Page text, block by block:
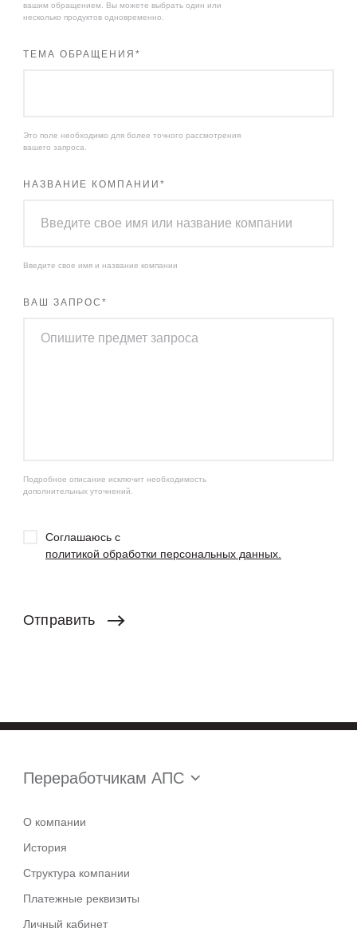
вашим обращением. Вы можете выбрать один или
несколько продуктов одновременно.
ТЕМА ОБРАЩЕНИЯ *
Это поле необходимо для более точного рассмотрения
вашего запроса.
НАЗВАНИЕ КОМПАНИИ *
Введите свое имя и название компании
ВАШ ЗАПРОС*
Подробное описание исключит необходимость
дополнительных уточнений.
Соглашаюсь с
политикой обработки персональных данных.
Отправить
Переработчикам АПС
О компании
История
Структура компании
Платежные реквизиты
Личный кабинет